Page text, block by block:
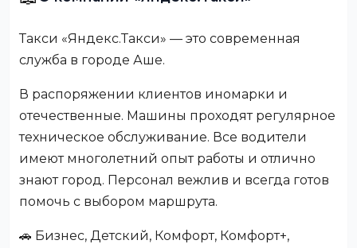
Такси «Яндекс.Такси» — это современная
служба в городе Аше.
В распоряжении клиентов иномарки и
отечественные. Машины проходят регулярное
техническое обслуживание. Все водители
имеют многолетний опыт работы и отлично
знают город. Персонал вежлив и всегда готов
помочь с выбором маршрута.
🚗 Бизнес, Детский, Комфорт, Комфорт+,